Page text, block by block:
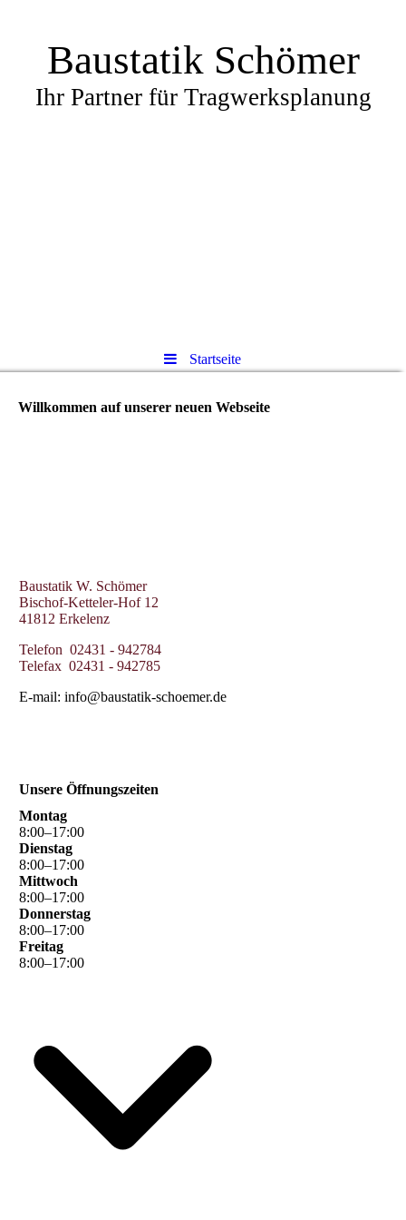
Baustatik Schömer
Ihr Partner für Tragwerksplanung
Startseite
Willkommen auf unserer neuen Webseite
Baustatik W. Schömer
Bischof-Ketteler-Hof 12
41812 Erkelenz
Telefon 02431 - 942784
Telefax 02431 - 942785
E-mail: info@baustatik-schoemer.de
Unsere Öffnungszeiten
Montag
8:00–17:00
Dienstag
8:00–17:00
Mittwoch
8:00–17:00
Donnerstag
8:00–17:00
Freitag
8:00–17:00